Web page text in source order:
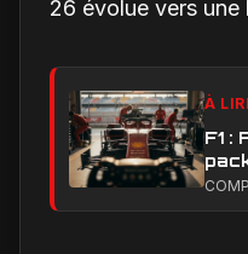
26 évolue vers une
À
F1 :